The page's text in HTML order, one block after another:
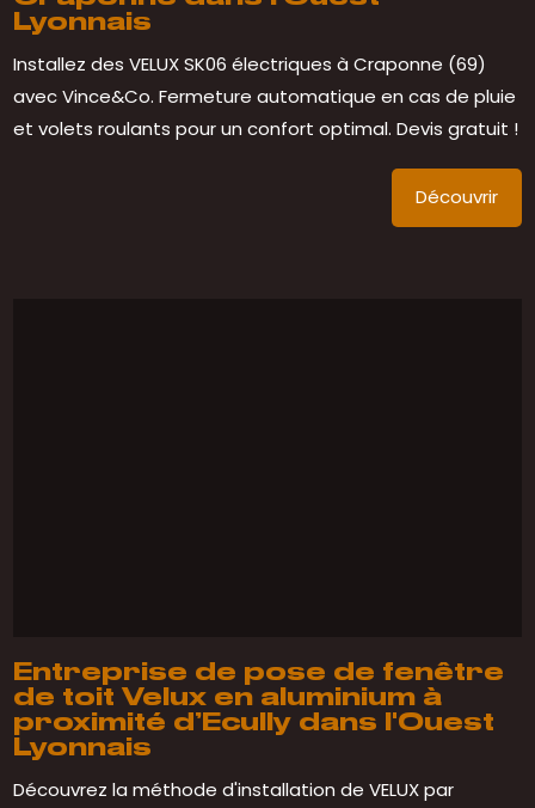
Lyonnais
Installez des VELUX SK06 électriques à Craponne (69)
avec Vince&Co. Fermeture automatique en cas de pluie
et volets roulants pour un confort optimal. Devis gratuit !
Découvrir
Entreprise de pose de fenêtre
de toit Velux en aluminium à
proximité d’Ecully dans l'Ouest
Lyonnais
Découvrez la méthode d'installation de VELUX par